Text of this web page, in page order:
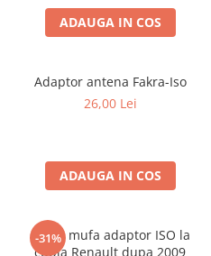
ADAUGA IN COS
Adaptor antena Fakra-Iso
26,00 Lei
ADAUGA IN COS
-31%
Cupla mufa adaptor ISO la
cupla Renault dupa 2009